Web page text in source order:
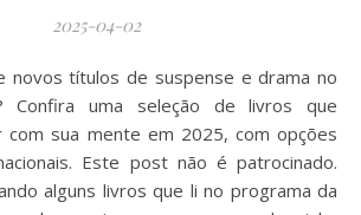
2025-04-02
Confira uma seleção de livros que
sua mente em 2025, com opções
Este post não é patrocinado.
alguns livros que li no programa da